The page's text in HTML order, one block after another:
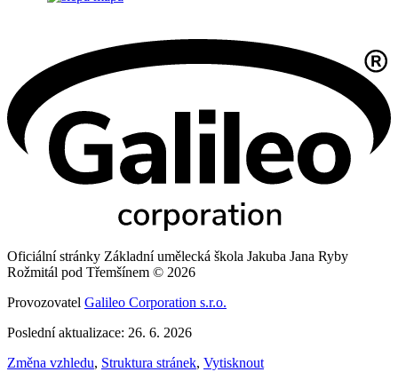
Oficiální stránky Základní umělecká škola Jakuba Jana Ryby
Rožmitál pod Třemšínem © 2026
Provozovatel Galileo Corporation s.r.o.
Poslední aktualizace: 26. 6. 2026
Změna vzhledu, Struktura stránek, Vytisknout